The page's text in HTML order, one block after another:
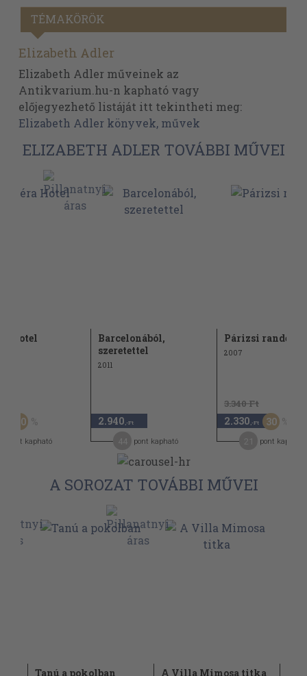
TÉMAKÖRÖK
Elizabeth Adler
Elizabeth Adler műveinek az
Antikvarium.hu-n kapható vagy
előjegyezhető listáját itt tekintheti meg:
Elizabeth Adler könyvek, művek
ELIZABETH ADLER TOVÁBBI MŰVEI
Hotel
20
pont kapható
Barcelonából,
szeretettel
2011
2.940 ,-Ft
pont kapható
Párizsi randevú
2007
3.340 Ft
2.330 ,-Ft 30
pont kapható
A SOROZAT TOVÁBBI MŰVEI
Tanú a pokolban A Villa Mimosa titka